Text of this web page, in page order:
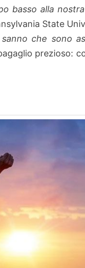
basso alla
State
che sono
prezioso: